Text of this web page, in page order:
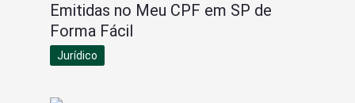
Emitidas no Meu CPF em SP de
Forma Fácil
Jurídico